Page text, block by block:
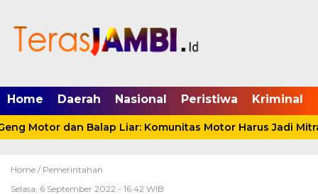
Home Daerah Nasional Peristiwa Kriminal
Motor dan Balap Liar: Komunitas Motor Harus Jadi Mitra
Home / Pemerintahan
Selasa, 6 September 2022 - 16:42 WIB